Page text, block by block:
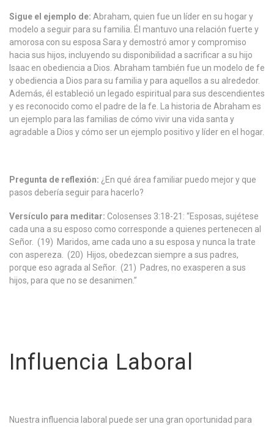
Sigue el ejemplo de: Abraham, quien fue un líder en su hogar y
modelo a seguir para su familia. Él mantuvo una relación fuerte y
amorosa con su esposa Sara y demostró amor y compromiso
hacia sus hijos, incluyendo su disponibilidad a sacrificar a su hijo
Isaac en obediencia a Dios. Abraham también fue un modelo de fe
y obediencia a Dios para su familia y para aquellos a su alrededor.
Además, él estableció un legado espiritual para sus descendientes
y es reconocido como el padre de la fe. La historia de Abraham es
un ejemplo para las familias de cómo vivir una vida santa y
agradable a Dios y cómo ser un ejemplo positivo y líder en el hogar.
Pregunta de reflexión: ¿En qué área familiar puedo mejor y que
pasos debería seguir para hacerlo?
Versículo para meditar: Colosenses 3:18-21: “Esposas, sujétese
cada una a su esposo como corresponde a quienes pertenecen al
Señor. (19) Maridos, ame cada uno a su esposa y nunca la trate
con aspereza. (20) Hijos, obedezcan siempre a sus padres,
porque eso agrada al Señor. (21) Padres, no exasperen a sus
hijos, para que no se desanimen.”
Influencia Laboral
Nuestra influencia laboral puede ser una gran oportunidad para